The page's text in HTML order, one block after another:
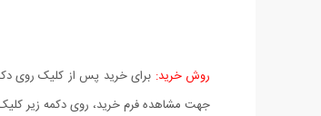
روش خرید: برای خرید پس از کلیک روی
جهت مشاهده فرم خرید، روی دکمه زیر